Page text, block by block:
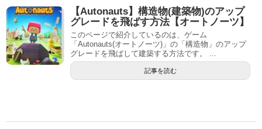
【Autonauts】構造物(建築物)のアップ
グレードを飛ばす方法【オートノーツ】
このページで紹介しているのは、ゲーム
「Autonauts(オートノーツ)」の「構造物」のアップ
グレードを飛ばして建築する方法です。 ...
記事を読む